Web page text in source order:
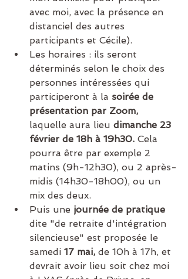
avec moi, avec la présence en
distanciel des autres
participants et Cécile).
Les horaires : ils seront
déterminés selon le choix des
personnes intéressées qui
participeront à la soirée de
présentation par Zoom,
laquelle aura lieu dimanche 23
février de 18h à 19h30. Cela
pourra être par exemple 2
matins (9h-12h30), ou 2 après-
midis (14h30-18h00), ou un
mix des deux.
Puis une journée de pratique
dite "de retraite d'intégration
silencieuse" est proposée le
samedi 17 mai, de 10h à 17h, et
devrait avoir lieu soit chez moi